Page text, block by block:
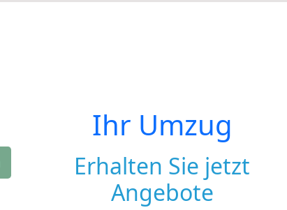
Ihr Umzug
Erhalten Sie jetzt
Angebote